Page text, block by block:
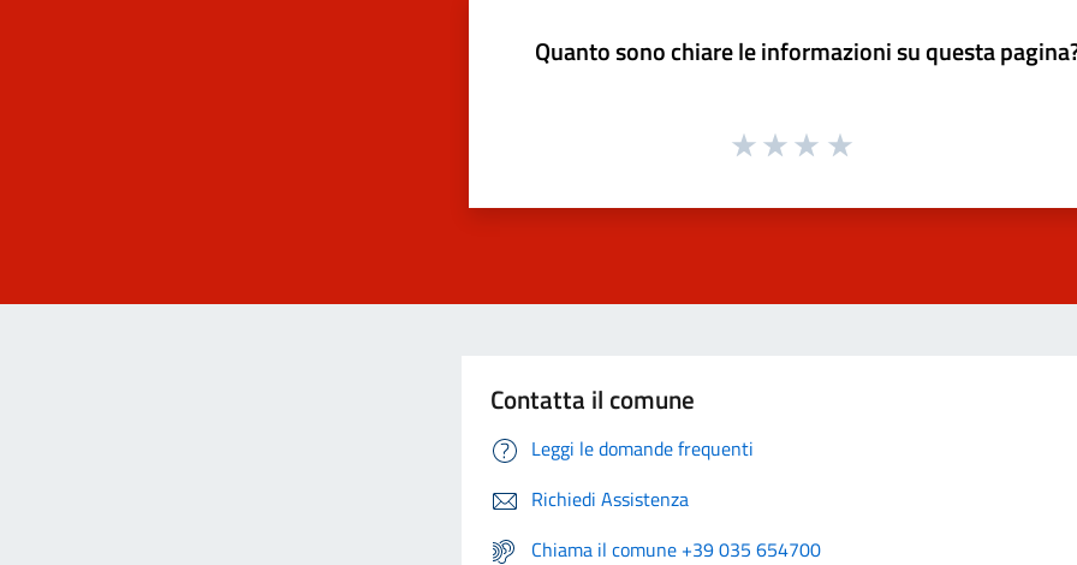
Quanto sono chiare le informazioni su questa
Contatta il comune
Leggi le domande frequenti
Richiedi Assistenza
Chiama il comune +39 035 654700